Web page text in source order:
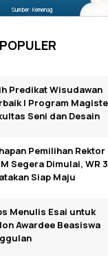
Sumber: Kemenag
Predikat Wisudawan
I Program
Seni dan Desain
Pemilihan Rektor
Segera Dimulai, WR 3
Siap Maju
Menulis Esai untuk
Awardee Beasiswa